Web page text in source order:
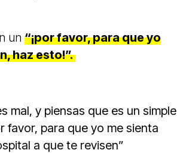
un “¡por favor, para que yo
haz esto!”.
mal, y piensas que es un simple
favor, para que yo me sienta
a que te revisen”